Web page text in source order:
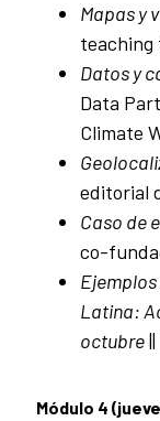
Mapas y
teaching
Datos y
Data
Climate
editorial
Caso de
co-
Latina:
octubre
Módulo 4